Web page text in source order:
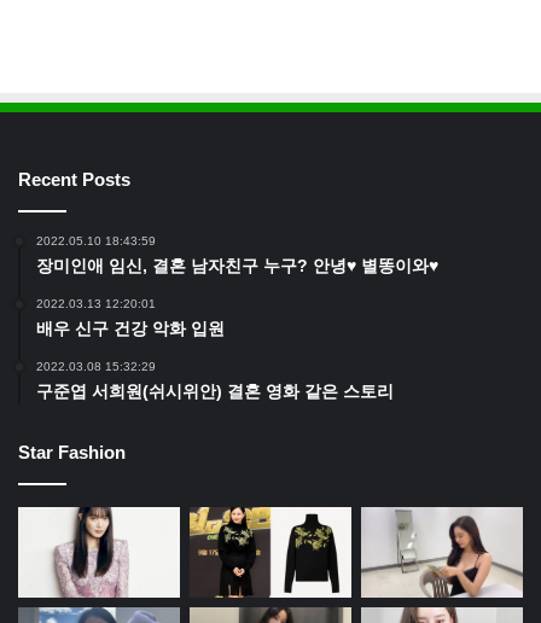
Recent Posts
2022.05.10 18:43:59
장미인애 임신, 결혼 남자친구 누구? 안녕♥ 별똥이와♥
2022.03.13 12:20:01
배우 신구 건강 악화 입원
2022.03.08 15:32:29
구준엽 서희원(쉬시위안) 결혼 영화 같은 스토리
Star Fashion